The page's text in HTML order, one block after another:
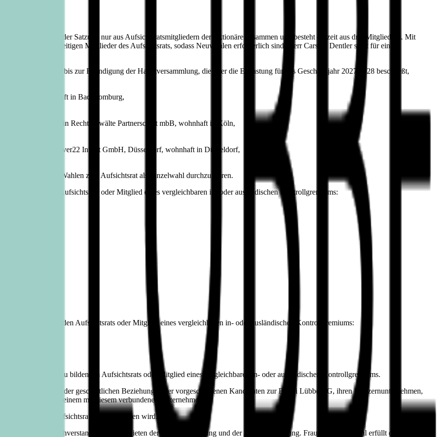
und § 13 Abs. 1 der Satzung nur aus Aufsichtsratsmitgliedern der Aktionäre zusammen und besteht derzeit aus drei Mitgliedern. Mit
Amtszeit aller derzeitigen Mitglieder des Aufsichtsrats, sodass Neuwahlen erforderlich sind. Herr Carsten Dentler steht für eine
bis zur Beendigung der Hauptversammlung, die über die Entlastung für das Geschäftsjahr 2027/2028 beschließt,
GmbH, wohnhaft in Bad Homburg,
Drouven Dietlein Rechtsanwälte Partnerschaft mbB, wohnhaft in Köln,
Gesellschafterin River22 Invest GmbH, Düsseldorf, wohnhaft in Düsseldorf,
beabsichtigt, die Wahlen zum Aufsichtsrat als Einzelwahl durchzuführen.
zu bildenden Aufsichtsrats oder Mitglied eines vergleichbaren in- oder ausländischen Kontrollgremiums:
zu bildenden Aufsichtsrats oder Mitglied eines vergleichbaren in- oder ausländischen Kontrollgremiums:
eines gesetzlich zu bildenden Aufsichtsrats oder Mitglied eines vergleichbaren in- oder ausländischen Kontrollgremiums.
persönlichen oder geschäftlichen Beziehungen der vorgeschlagenen Kandidaten zur Bastei Lübbe AG, ihren Konzernunternehmen,
Aktionär oder einem mit diesem verbundenen Unternehmen.
den Vorsitz des Aufsichtsrats vorgeschlagen wird.
Mitglied mit Sachverstand auf den Gebieten der Rechnungslegung und der Abschlussprüfung. Frau Dr. Bockemühl erfüllt die